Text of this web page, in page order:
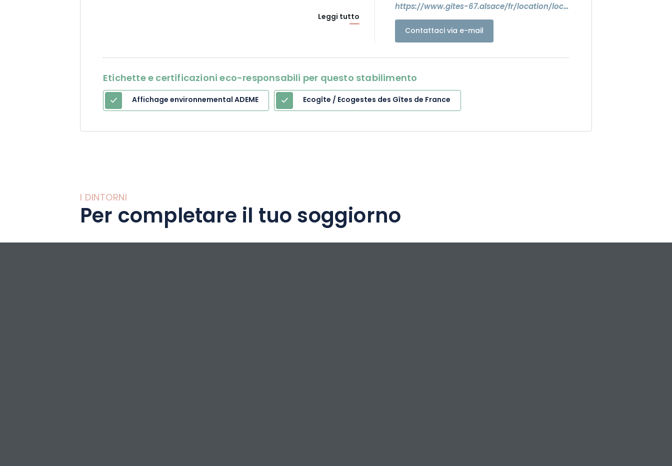
Leggi tutto
https://www.gites-67.alsace/fr/location/locations-gites-uttenheim-la-belle-alsacienne-h67g020716
Contattaci via e-mail
Etichette e certificazioni eco-responsabili per questo stabilimento
Affichage environnemental ADEME Ecogîte / Ecogestes des Gîtes de France
I DINTORNI
Per completare il tuo soggiorno